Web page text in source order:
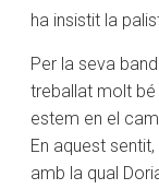
ha insistit la
Per la seva
treballat molt
estem en el
En aquest
amb la qual